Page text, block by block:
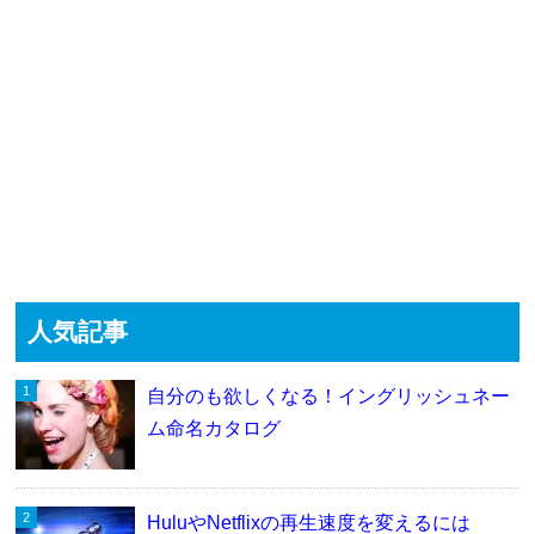
人気記事
自分のも欲しくなる！イングリッシュネー
ム命名カタログ
HuluやNetflixの再生速度を変えるには